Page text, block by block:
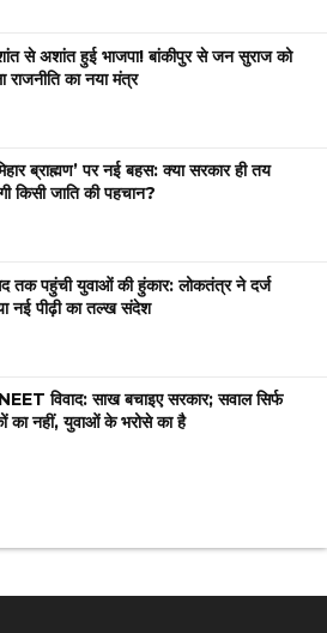
से अशांत हुई भाजपा! बांकीपुर से जन सुराज को
राजनीति का नया मंत्र
ब्राह्मण’ पर नई बहस: क्या सरकार ही तय
किसी जाति की पहचान?
तक पहुंची युवाओं की हुंकार: लोकतंत्र ने दर्ज
नई पीढ़ी का तल्ख संदेश
विवाद: साख बचाइए सरकार; सवाल सिर्फ
का नहीं, युवाओं के भरोसे का है